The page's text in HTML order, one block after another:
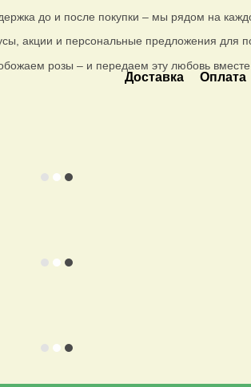
до и после покупки – мы рядом на
акции и персональные предложения для
розы – и передаем эту любовь
Доставка Оплата